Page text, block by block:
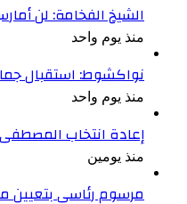
الشيخ الفخامة: لن
منذ يوم واحد
نواكشوط: استقبال
منذ يوم واحد
إعادة انتخاب المصطفى
منذ يومين
مرسوم رئاسي بتعيين